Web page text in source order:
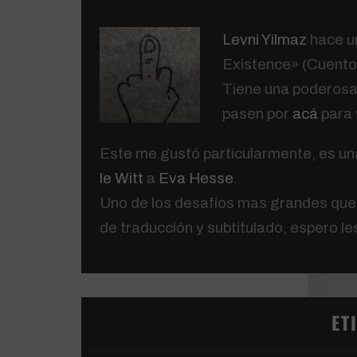
Levni Yilmaz hace
Existence»
Tiene una
pasen por acá para
Este me gustó particularmente, es
le Witt a Eva Hesse.
Uno de los desafíos mas grandes
de traducción y subtitulado, espero